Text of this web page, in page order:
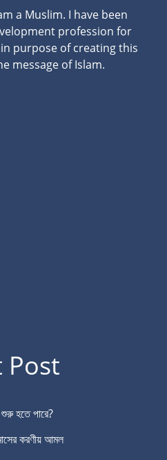
a Muslim. I have been
profession for
purpose of creating this
message of Islam.
হতে পারে?
করণীয় আমল